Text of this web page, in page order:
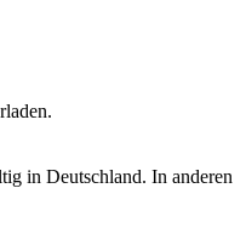
in Deutschland. In anderen